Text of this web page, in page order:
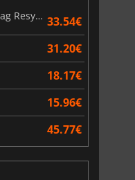
Assassin's Creed Black Flag Resynced 33.54€
31.20€
18.17€
15.96€
45.77€